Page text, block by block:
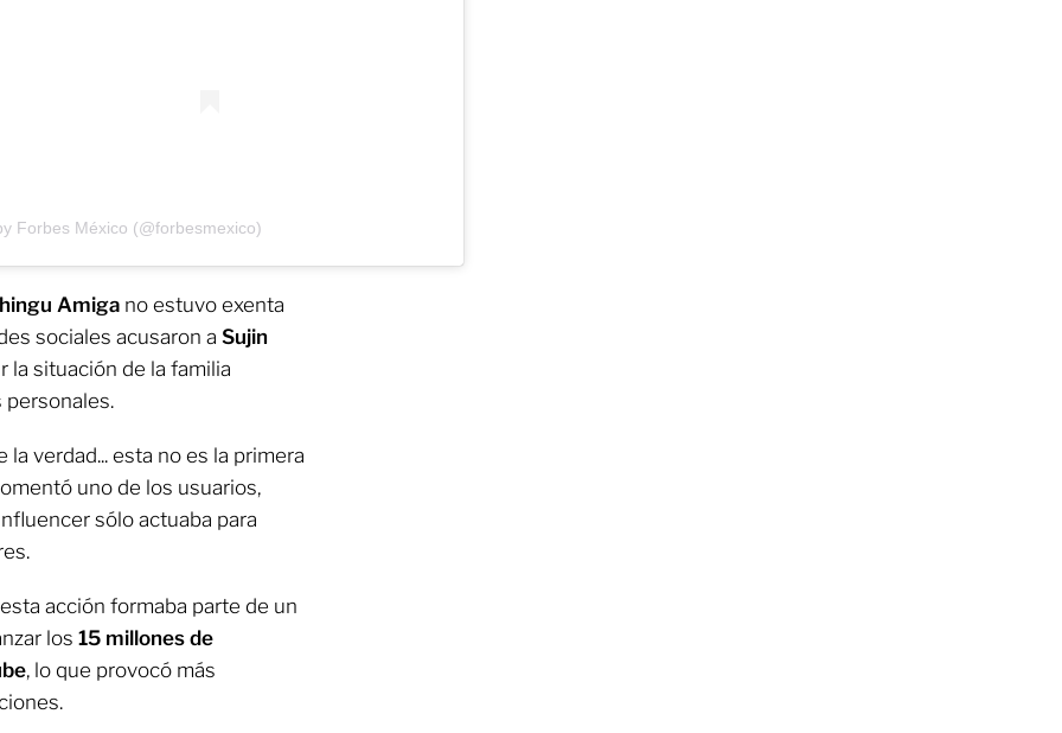
Forbes México (@forbesmexico)
Amiga no estuvo exenta
sociales acusaron a Sujin
la situación de la familia
verdad... esta no es la primera
uno de los usuarios,
sólo actuaba para
acción formaba parte de un
los 15 millones de
, lo que provocó más